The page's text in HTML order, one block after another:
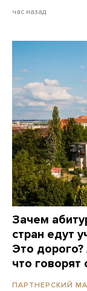
час назад
Зачем
стран едут
Это
что говорят
ПАРТНЕРСКИЙ